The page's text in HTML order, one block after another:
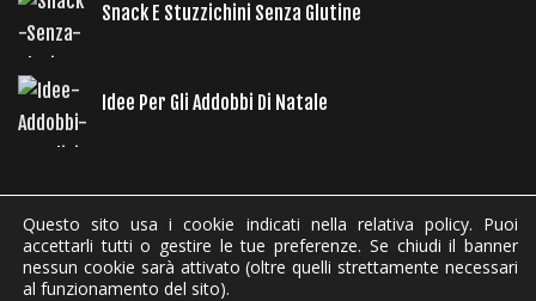
Snack E Stuzzichini Senza Glutine
Idee Per Gli Addobbi Di Natale
Vulcano Food Gourmet srl - P.IVA 07700471217 | Powered by
Questo sito usa i cookie indicati nella relativa policy. Puoi
accettarli tutti o gestire le tue preferenze. Se chiudi il banner
nessun cookie sarà attivato (oltre quelli strettamente necessari
al funzionamento del sito).